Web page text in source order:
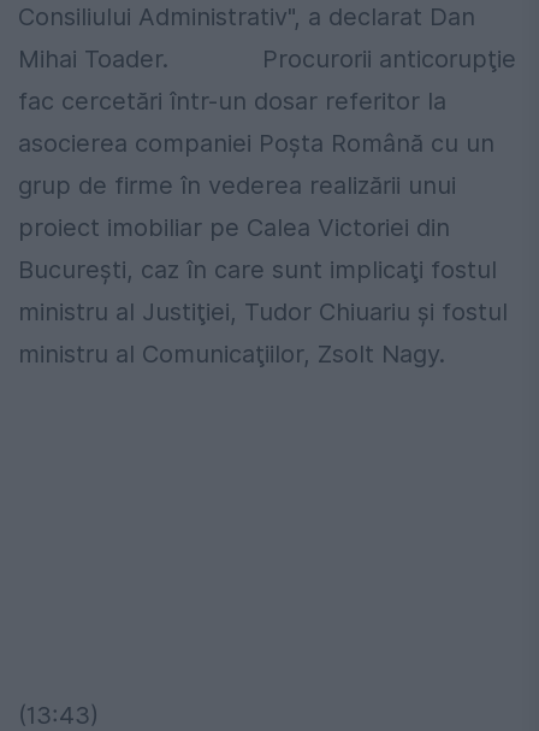
Consiliului Administrativ", a declarat Dan
Mihai Toader. Procurorii anticorupţie
fac cercetări într-un dosar referitor la
asocierea companiei Poşta Română cu un
grup de firme în vederea realizării unui
proiect imobiliar pe Calea Victoriei din
Bucureşti, caz în care sunt implicaţi fostul
ministru al Justiţiei, Tudor Chiuariu şi fostul
ministru al Comunicaţiilor, Zsolt Nagy.
(13:43)